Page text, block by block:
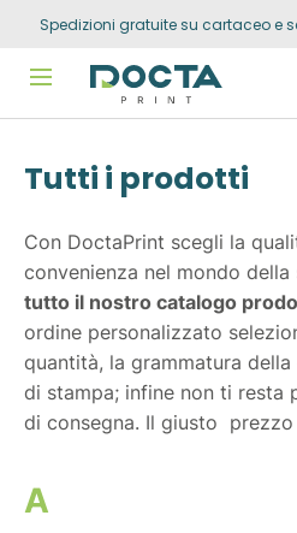
Skip to
Spedizioni gratuite su cartaceo e
Tutti i prodotti
Con DoctaPrint scegli la
convenienza nel mondo della
tutto il nostro catalogo
ordine personalizzato
quantità, la grammatura
di stampa; infine non ti resta
di consegna. Il giusto
A